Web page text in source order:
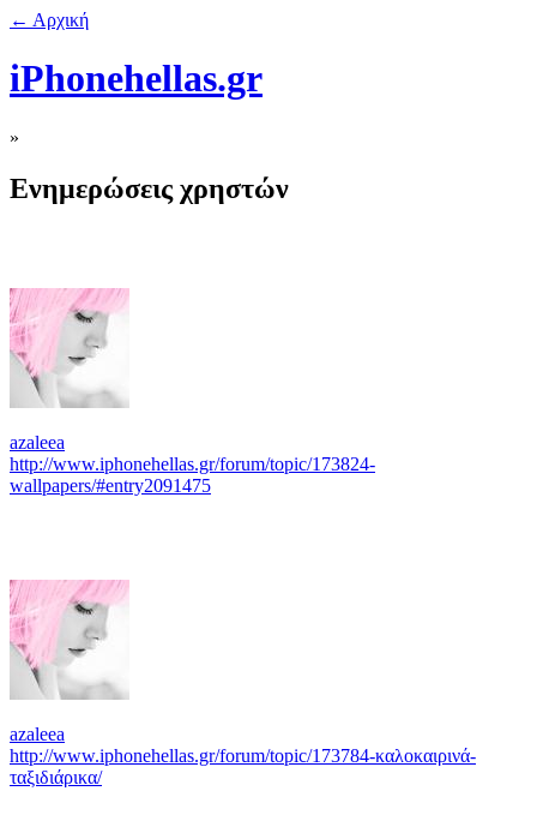
← Αρχική
iPhonehellas.gr
»
Ενημερώσεις χρηστών
azaleea
http://www.iphonehellas.gr/forum/topic/173824-
wallpapers/#entry2091475
azaleea
http://www.iphonehellas.gr/forum/topic/173784-καλοκαιρινά-
ταξιδιάρικα/